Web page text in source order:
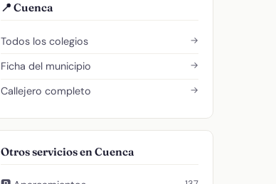
📍 Cuenca
Todos los colegios →
Ficha del municipio →
Callejero completo →
Otros servicios en Cuenca